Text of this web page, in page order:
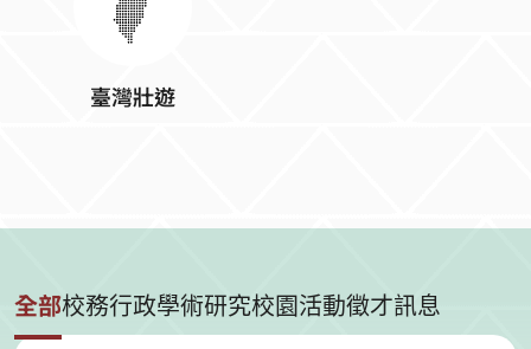
臺灣壯遊
全部校務行政學術研究校園活動徵才訊息